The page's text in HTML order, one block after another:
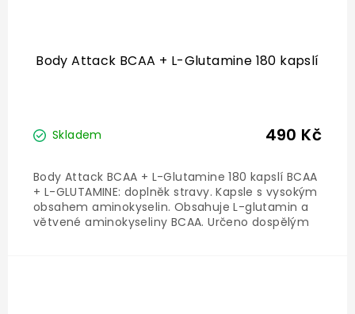
Body Attack BCAA + L-Glutamine 180 kapslí
Skladem 490 Kč
Body Attack BCAA + L-Glutamine 180 kapslí BCAA
+ L-GLUTAMINE: doplněk stravy. Kapsle s vysokým
obsahem aminokyselin. Obsahuje L-glutamin a
větvené aminokyseliny BCAA. Určeno dospělým